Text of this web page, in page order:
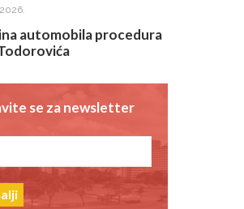
automobila procedura
se za newsletter